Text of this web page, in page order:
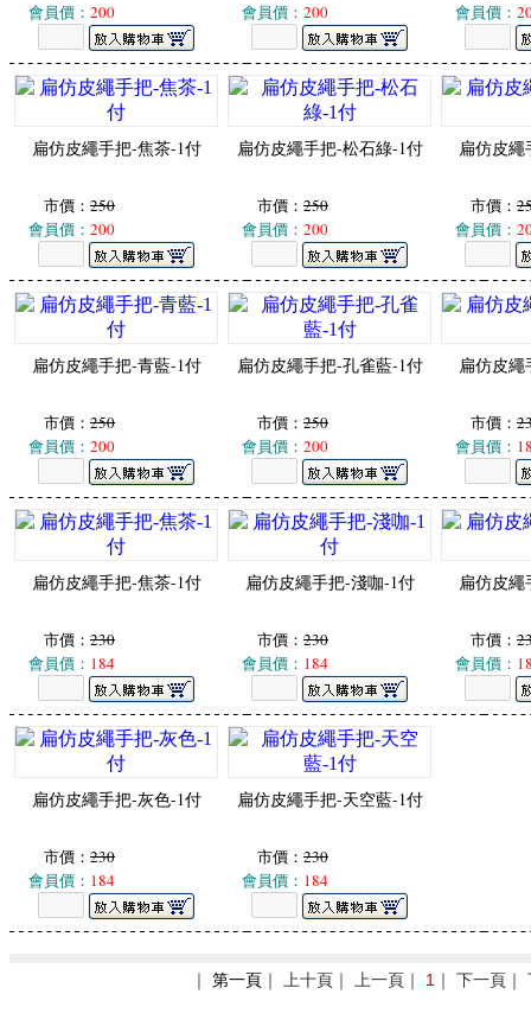
會員價： 200
會員價： 200
會員價：
扁仿皮繩手把-焦茶-1付
市價： 250
會員價： 200
扁仿皮繩手把-松石綠-1付
市價： 250
會員價： 200
扁仿皮繩
市價：
會員價：
扁仿皮繩手把-青藍-1付
市價： 250
會員價： 200
扁仿皮繩手把-孔雀藍-1付
市價： 250
會員價： 200
扁仿皮繩
市價：
會員價：
扁仿皮繩手把-焦茶-1付
市價： 230
會員價： 184
扁仿皮繩手把-淺咖-1付
市價： 230
會員價： 184
扁仿皮繩
市價：
會員價：
扁仿皮繩手把-灰色-1付
市價： 230
會員價： 184
扁仿皮繩手把-天空藍-1付
市價： 230
會員價： 184
｜ 第一頁 ｜ 上十頁｜ 上一頁｜ 1 ｜ 下一頁